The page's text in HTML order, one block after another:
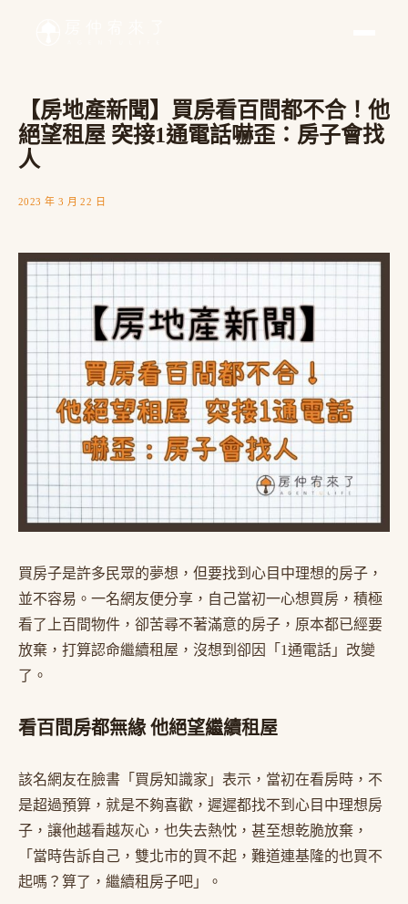
【房地產新聞】買房看百間都不合！他
絕望租屋 突接1通電話嚇歪：房子會找
人
2023 年 3 月 22 日
買房子是許多民眾的夢想，但要找到心目中理想的房子，
並不容易。一名網友便分享，自己當初一心想買房，積極
看了上百間物件，卻苦尋不著滿意的房子，原本都已經要
放棄，打算認命繼續租屋，沒想到卻因「1通電話」改變
了。
看百間房都無緣 他絕望繼續租屋
該名網友在臉書「買房知識家」表示，當初在看房時，不
是超過預算，就是不夠喜歡，遲遲都找不到心目中理想房
子，讓他越看越灰心，也失去熱忱，甚至想乾脆放棄，
「當時告訴自己，雙北市的買不起，難道連基隆的也買不
起嗎？算了，繼續租房子吧」。